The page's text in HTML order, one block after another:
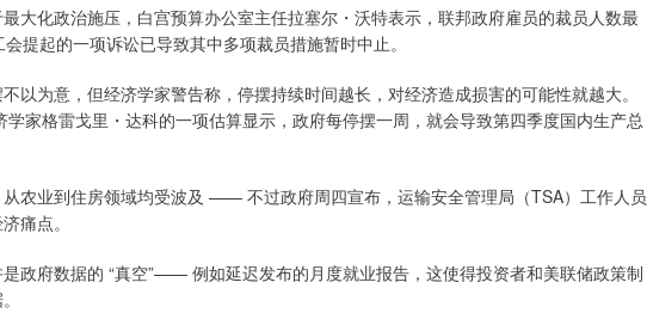
化政治施压，白宫预算办公室主任拉塞尔・沃特表示，联邦政府雇员的裁员人数最
提起的一项诉讼已导致其中多项裁员措施暂时中止。
为意，但经济学家警告称，停摆持续时间越长，对经济造成损害的可能性就越大。
家格雷戈里・达科的一项估算显示，政府每停摆一周，就会导致第四季度国内生产总
业到住房领域均受波及 —— 不过政府周四宣布，运输安全管理局（TSA）工作人员
痛点。
府数据的 “真空”—— 例如延迟发布的月度就业报告，这使得投资者和美联储政策制